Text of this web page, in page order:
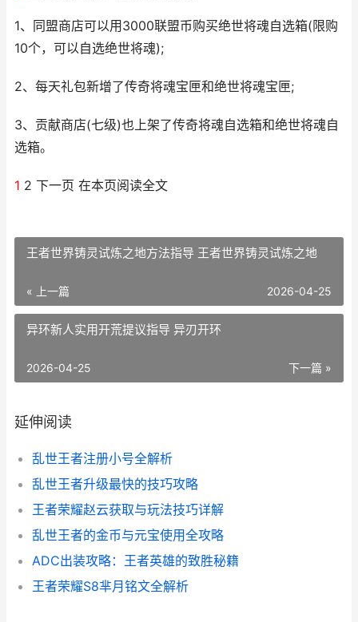
1、同盟商店可以用3000联盟币购买绝世将魂自选箱(限购
10个，可以自选绝世将魂);
2、每天礼包新增了传奇将魂宝匣和绝世将魂宝匣;
3、贡献商店(七级)也上架了传奇将魂自选箱和绝世将魂自
选箱。
1 2 下一页 在本页阅读全文
王者世界铸灵试炼之地方法指导 王者世界铸灵试炼之地
« 上一篇 2026-04-25
异环新人实用开荒提议指导 异刃开环
下一篇 »
2026-04-25
延伸阅读
乱世王者注册小号全解析
乱世王者升级最快的技巧攻略
王者荣耀赵云获取与玩法技巧详解
乱世王者的金币与元宝使用全攻略
ADC出装攻略：王者英雄的致胜秘籍
王者荣耀S8芈月铭文全解析